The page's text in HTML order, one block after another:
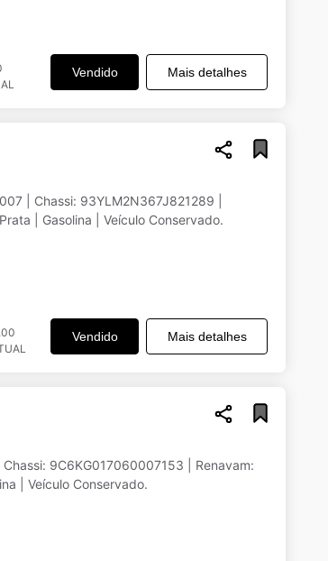
Vendido Mais detalhes
| Chassi: 93YLM2N367J821289 |
| Gasolina | Veículo Conservado.
Vendido Mais detalhes
9C6KG017060007153 | Renavam:
| Veículo Conservado.